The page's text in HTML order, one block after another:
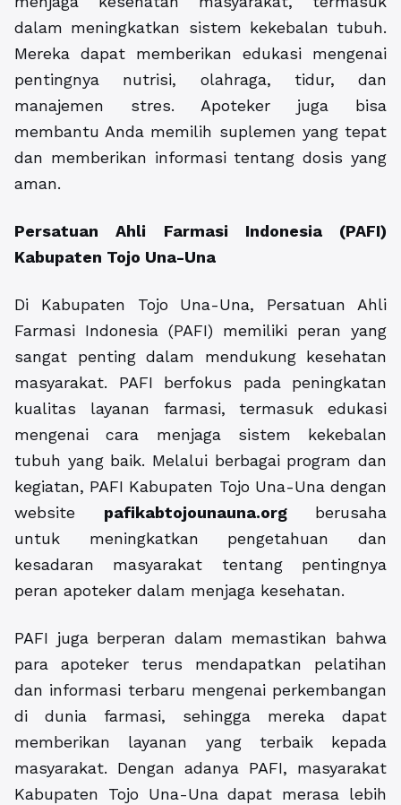
dalam meningkatkan sistem kekebalan tubuh.
Mereka dapat memberikan edukasi mengenai
pentingnya nutrisi, olahraga, tidur, dan
manajemen stres. Apoteker juga bisa
membantu Anda memilih suplemen yang tepat
dan memberikan informasi tentang dosis yang
aman.
Persatuan Ahli Farmasi Indonesia (PAFI)
Kabupaten Tojo Una-Una
Di Kabupaten Tojo Una-Una, Persatuan Ahli
Farmasi Indonesia (PAFI) memiliki peran yang
sangat penting dalam mendukung kesehatan
masyarakat. PAFI berfokus pada peningkatan
kualitas layanan farmasi, termasuk edukasi
mengenai cara menjaga sistem kekebalan
tubuh yang baik. Melalui berbagai program dan
kegiatan, PAFI Kabupaten Tojo Una-Una dengan
website pafikabtojounauna.orgberusaha
untuk meningkatkan pengetahuan dan
kesadaran masyarakat tentang pentingnya
peran apoteker dalam menjaga kesehatan.
PAFI juga berperan dalam memastikan bahwa
para apoteker terus mendapatkan pelatihan
dan informasi terbaru mengenai perkembangan
di dunia farmasi, sehingga mereka dapat
memberikan layanan yang terbaik kepada
masyarakat. Dengan adanya PAFI, masyarakat
Kabupaten Tojo Una-Una dapat merasa lebih